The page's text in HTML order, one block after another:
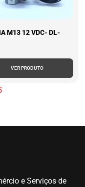
M13 12 VDC- DL-
VER PRODUTO
e Serviços de